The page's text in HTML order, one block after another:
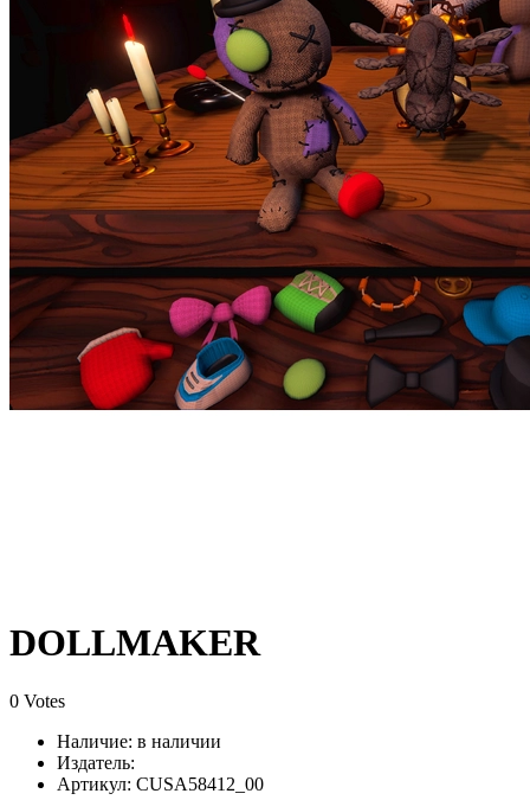
DOLLMAKER
0 Votes
Наличие: в наличии
Издатель:
Артикул: CUSA58412_00